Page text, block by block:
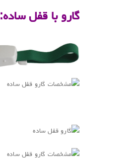
گارو با قفل ساده: